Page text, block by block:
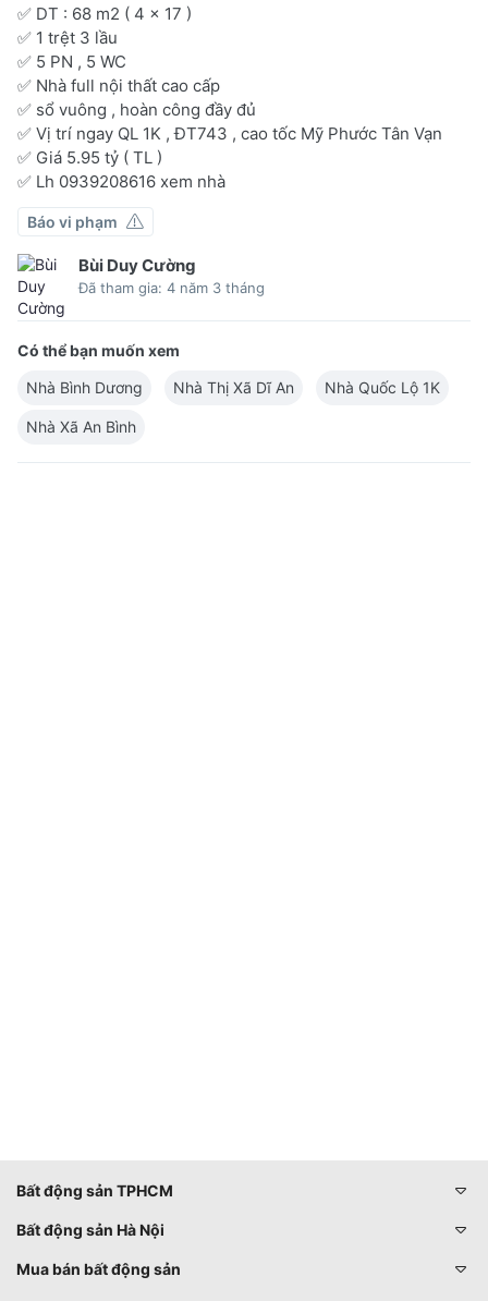
✅️ DT : 68 m2 ( 4 x 17 )
✅️ 1 trệt 3 lầu
✅️ 5 PN , 5 WC
✅️ Nhà full nội thất cao cấp
✅️ sổ vuông , hoàn công đầy đủ
✅️ Vị trí ngay QL 1K , ĐT743 , cao tốc Mỹ Phước Tân Vạn
✅️ Giá 5.95 tỷ ( TL )
✅️ Lh 0939208616 xem nhà
Báo vi phạm
Bùi Duy Cường
Đã tham gia: 4 năm 3 tháng
Có thể bạn muốn xem
Nhà Bình Dương
Nhà Thị Xã Dĩ An Nhà Quốc Lộ 1K
Nhà Xã An Bình
Bất động sản TPHCM
Bất động sản Hà Nội
Mua bán bất động sản